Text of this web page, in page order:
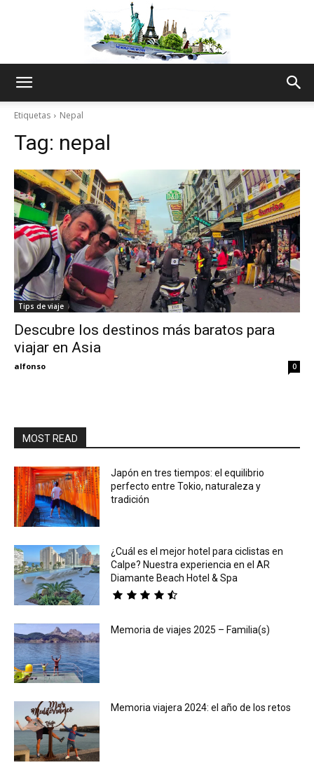
Thru
My
Etiquetas Nepal
Tag: nepal
Tips de viaje
Descubre los destinos más baratos para
viajar en Asia
alfonso 0
MOST READ
Japón en tres tiempos: el equilibrio
perfecto entre Tokio, naturaleza y
tradición
¿Cuál es el mejor hotel para ciclistas en
Calpe? Nuestra experiencia en el AR
Diamante Beach Hotel & Spa
Memoria de viajes 2025 – Familia(s)
Memoria viajera 2024: el año de los retos